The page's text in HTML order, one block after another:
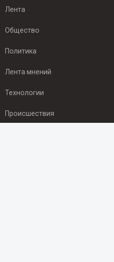
Лента
Общество
Политика
Лента мнений
Технологии
Происшествия